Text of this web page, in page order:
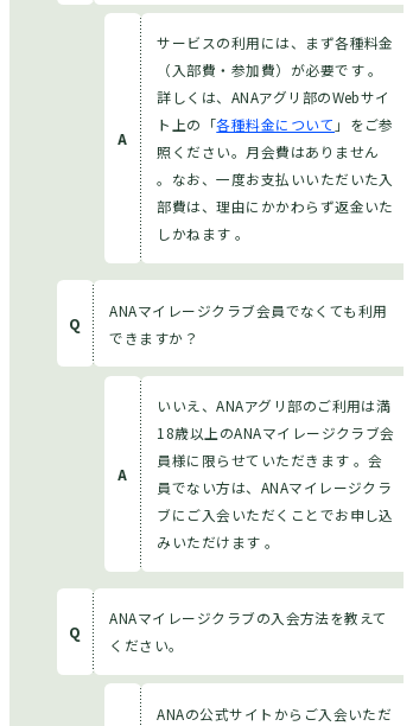
サービスの利用には、まず各種料金
（入部費・参加費）が必要です 。
詳しくは、ANAアグリ部のWebサイ
ト上の「各種料金について 」をご参
照ください。月会費はありません
。なお、一度お支払いいただいた入
部費は、理由にかかわらず返金いた
しかねます 。
ANAマイレージクラブ会員でなくても利用
できますか？
いいえ、ANAアグリ部のご利用は満
18歳以上のANAマイレージクラブ会
員様に限らせていただきます 。会
員でない方は、ANAマイレージクラ
ブにご入会いただくことでお申し込
みいただけます 。
ANAマイレージクラブの入会方法を教えて
ください。
ANAの公式サイトからご入会いただ